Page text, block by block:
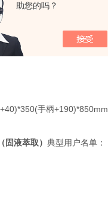
助您的吗？
手柄+190)*850mm
液萃取） 典型用户名单：